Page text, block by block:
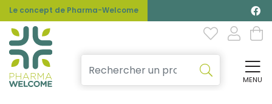
Le concept de Pharma-Welcome
MENU